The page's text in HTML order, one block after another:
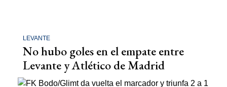
LEVANTE
No hubo goles en el empate entre
Levante y Atlético de Madrid